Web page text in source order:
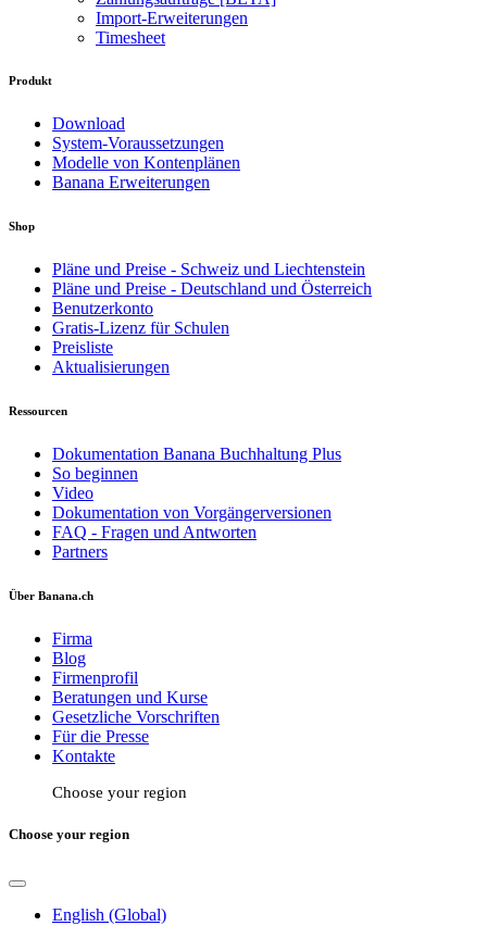
Import-Erweiterungen
Timesheet
Produkt
Download
System-Voraussetzungen
Modelle von Kontenplänen
Banana Erweiterungen
Shop
Pläne und Preise - Schweiz und Liechtenstein
Pläne und Preise - Deutschland und Österreich
Benutzerkonto
Gratis-Lizenz für Schulen
Preisliste
Aktualisierungen
Ressourcen
Dokumentation Banana Buchhaltung Plus
So beginnen
Video
Dokumentation von Vorgängerversionen
FAQ - Fragen und Antworten
Partners
Über Banana.ch
Firma
Blog
Firmenprofil
Beratungen und Kurse
Gesetzliche Vorschriften
Für die Presse
Kontakte
Choose your region
Choose your region
English (Global)